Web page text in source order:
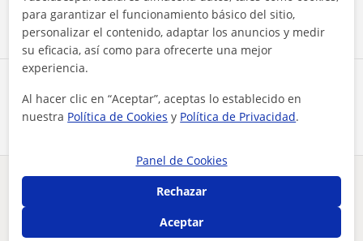
¿Hay algún error en este perfil?
Tus clases particulares Zaragoza primaria y eso en utebo
para garantizar el funcionamiento básico del sitio,
personalizar el contenido, adaptar los anuncios y medir
su eficacia, así como para ofrecerte una mejor
experiencia.
Al hacer clic en “Aceptar”, aceptas lo establecido en
nuestra Política de Cookies y Política de Privacidad.
Panel de Cookies
Rechazar
Aceptar